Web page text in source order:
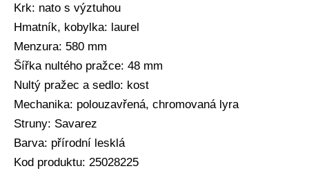
Krk: nato s výztuhou
Hmatník, kobylka: laurel
Menzura: 580 mm
Šířka nultého pražce: 48 mm
Nultý pražec a sedlo: kost
Mechanika: polouzavřená, chromovaná lyra
Struny: Savarez
Barva: přírodní lesklá
Kod produktu: 25028225